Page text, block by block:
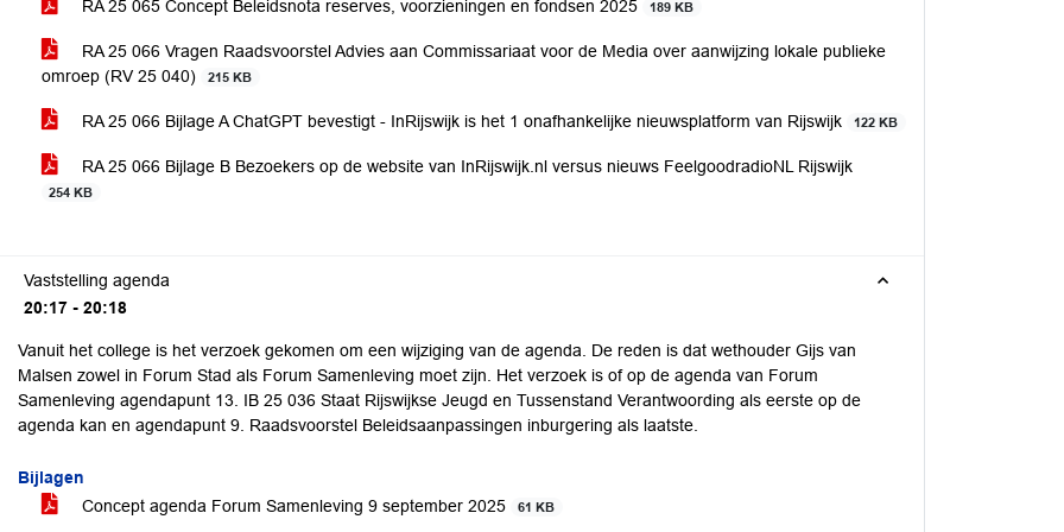
RA 25 065 Concept Beleidsnota reserves, voorzieningen en fondsen 2025 189 KB
RA 25 066 Vragen Raadsvoorstel Advies aan Commissariaat voor de Media over aanwijzing lokale publieke
omroep (RV 25 040)
215 KB
RA 25 066 Bijlage A ChatGPT bevestigt - InRijswijk is het 1 onafhankelijke nieuwsplatform van Rijswijk 122 KB
RA 25 066 Bijlage B Bezoekers op de website van InRijswijk.nl versus nieuws FeelgoodradioNL Rijswijk
254 KB
Vaststelling agenda
20:17 - 20:18
Vanuit het college is het verzoek gekomen om een wijziging van de agenda. De reden is dat wethouder Gijs van
Malsen zowel in Forum Stad als Forum Samenleving moet zijn. Het verzoek is of op de agenda van Forum
Samenleving agendapunt 13. IB 25 036 Staat Rijswijkse Jeugd en Tussenstand Verantwoording als eerste op de
agenda kan en agendapunt 9. Raadsvoorstel Beleidsaanpassingen inburgering als laatste.
Bijlagen
Concept agenda Forum Samenleving 9 september 2025
61 KB